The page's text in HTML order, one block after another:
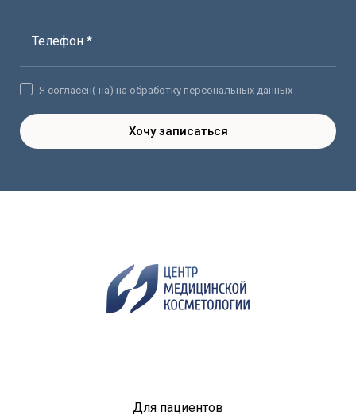
Телефон *
Хочу записаться
Я согласен(-на) на обработку персональных данных
Для пациентов